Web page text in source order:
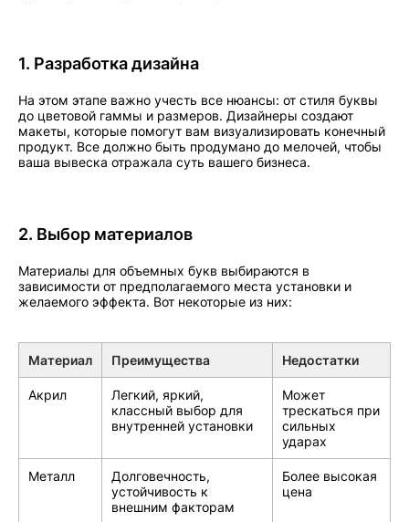
1. Разработка дизайна
На этом этапе важно учесть все нюансы: от стиля буквы
до цветовой гаммы и размеров. Дизайнеры создают
макеты, которые помогут вам визуализировать конечный
продукт. Все должно быть продумано до мелочей, чтобы
ваша вывеска отражала суть вашего бизнеса.
2. Выбор материалов
Материалы для объемных букв выбираются в
зависимости от предполагаемого места установки и
желаемого эффекта. Вот некоторые из них:
Материал Преимущества Недостатки
Акрил
Легкий, яркий,
классный выбор для
внутренней установки
Может
трескаться при
сильных
ударах
Металл
Долговечность,
устойчивость к
внешним факторам
Более высокая
цена